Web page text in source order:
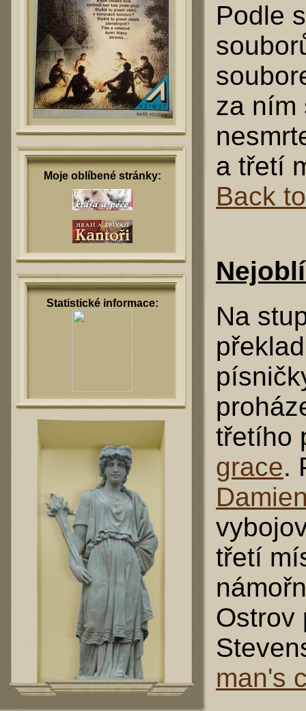
Moje oblíbené stránky:
Statistické informace:
Podle
za ním
a třetí
Back
Na
třetího
grace.
třetí
Ostrov
man's